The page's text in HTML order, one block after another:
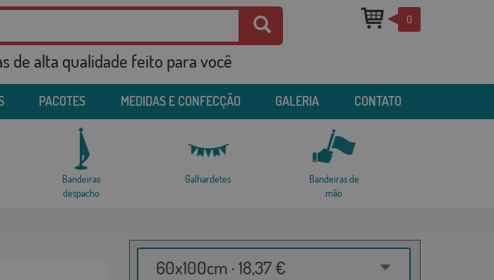
de alta qualidade feito para você
0
PACOTES MEDIDAS E CONFECÇÃO GALERIA CONTATO
Bandeiras
despacho
Galhardetes
Bandeiras de
mão
60x100cm · 18,37 €